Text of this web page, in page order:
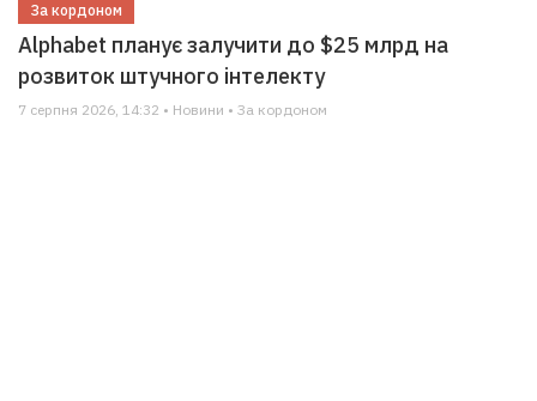
За кордоном
Alphabet планує залучити до $25 млрд на
розвиток штучного інтелекту
7 серпня 2026, 14:32 • Новини • За кордоном